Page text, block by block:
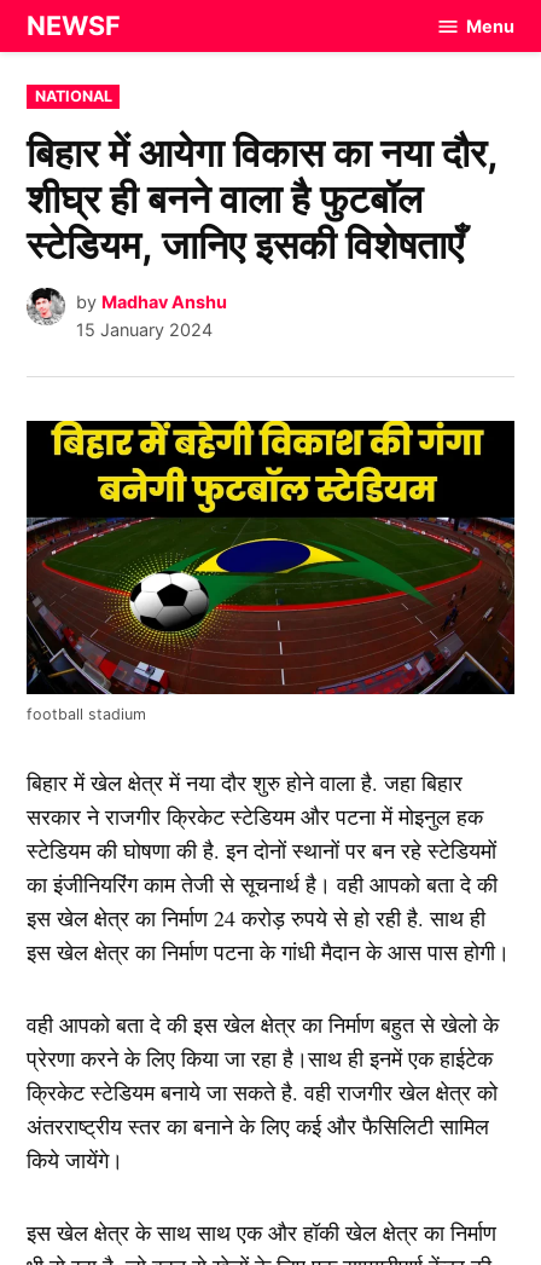
Skip
to
content
NEWSF Menu
POSTED
IN
NATIONAL
बिहार में आयेगा विकास का नया दौर,
शीघ्र ही बनने वाला है फुटबॉल
स्टेडियम, जानिए इसकी विशेषताएँ
by Madhav Anshu
15 January 2024
football stadium
बिहार में खेल क्षेत्र में नया दौर शुरु होने वाला है. जहा बिहार
सरकार ने राजगीर क्रिकेट स्टेडियम और पटना में मोइनुल हक
स्टेडियम की घोषणा की है. इन दोनों स्थानों पर बन रहे स्टेडियमों
का इंजीनियरिंग काम तेजी से सूचनार्थ है। वही आपको बता दे की
इस खेल क्षेत्र का निर्माण 24 करोड़ रुपये से हो रही है. साथ ही
इस खेल क्षेत्र का निर्माण पटना के गांधी मैदान के आस पास होगी।
वही आपको बता दे की इस खेल क्षेत्र का निर्माण बहुत से खेलो के
प्रेरणा करने के लिए किया जा रहा है।साथ ही इनमें एक हाईटेक
क्रिकेट स्टेडियम बनाये जा सकते है. वही राजगीर खेल क्षेत्र को
अंतरराष्ट्रीय स्तर का बनाने के लिए कई और फैसिलिटी सामिल
किये जायेंगे।
इस खेल क्षेत्र के साथ साथ एक और हॉकी खेल क्षेत्र का निर्माण